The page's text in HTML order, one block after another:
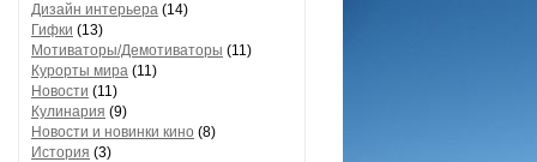
Дизайн интерьера (14)
Гифки (13)
Мотиваторы/Демотиваторы (11)
Курорты мира (11)
Новости (11)
Кулинария (9)
Новости и новинки кино (8)
История (3)